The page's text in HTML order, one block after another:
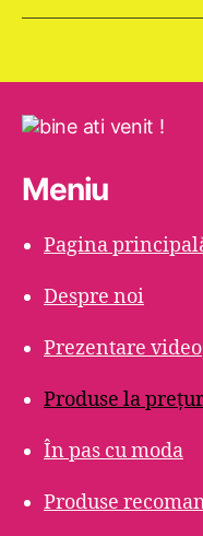
Meniu
Pagina
Despre noi
Prezentare video
Produse la
În pas cu moda
Produse